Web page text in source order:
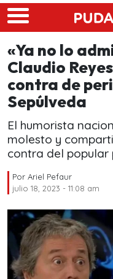
Skip to main content
«Ya no lo
Claudio
contra de
Sepúlveda
El humorista
molesto y
contra del popular
Por Ariel Pefaur
julio 18, 2023 - 11:08 am